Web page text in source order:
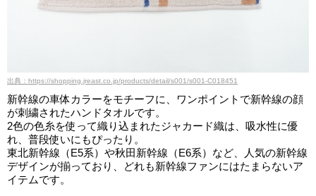
出典：https://shopping.jreast.co.jp/products/detail/s001/s001-C018451
新幹線の車体カラーをモチーフに、ワンポイントで新幹線の顔
が刺繍されたハンドタオルです。
2色の色糸を使って織り込まれたジャカード織は、吸水性に優
れ、普段使いにもぴったり。
東北新幹線（E5系）や秋田新幹線（E6系）など、人気の新幹線
デザインが揃っており、どれも新幹線ファンにはたまらないア
イテムです。